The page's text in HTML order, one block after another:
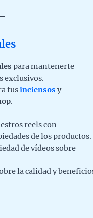
para mantenerte
exclusivos.
tusinciensos y
.
reels con
de los productos.
de vídeos sobre
la calidad y